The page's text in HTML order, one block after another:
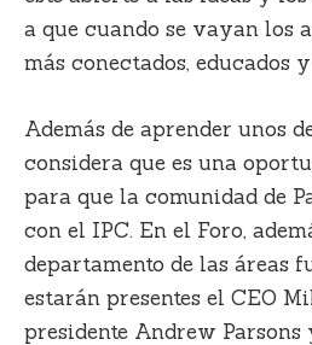
a que cuando se vayan los
más conectados, educados
Además de aprender unos
considera que es una
para que la comunidad de
con el IPC. En el Foro,
departamento de las áreas
estarán presentes el CEO
presidente Andrew